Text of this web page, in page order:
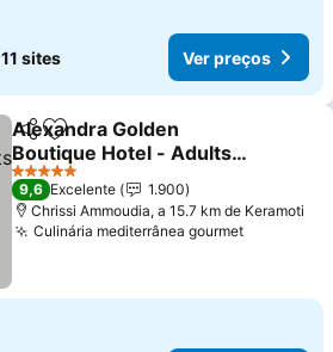
11 sites Ver preços
PartilharAdicionar aos favoritos
Alexandra Golden
Boutique Hotel - Adults
Only
5 Estrelas
9,6 Excelente
1.900
Chrissi Ammoudia, a 15.7 km de Keramoti
Culinária mediterrânea gourmet